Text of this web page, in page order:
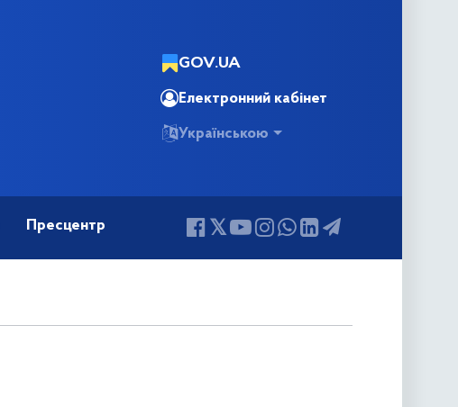
GOV.UA
Електронний кабінет
Українською
Пресцентр